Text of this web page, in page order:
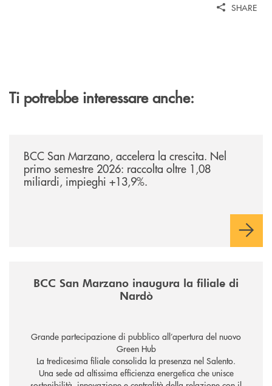
SHARE
Ti potrebbe interessare anche:
BCC San Marzano, accelera la crescita. Nel
primo semestre 2026: raccolta oltre 1,08
miliardi, impieghi +13,9%.
BCC San Marzano inaugura la filiale di
Nardò
Grande partecipazione di pubblico all’apertura del nuovo
Green Hub
La tredicesima filiale consolida la presenza nel Salento.
Una sede ad altissima efficienza energetica che unisce